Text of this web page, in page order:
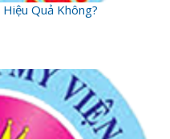
Quả Không?